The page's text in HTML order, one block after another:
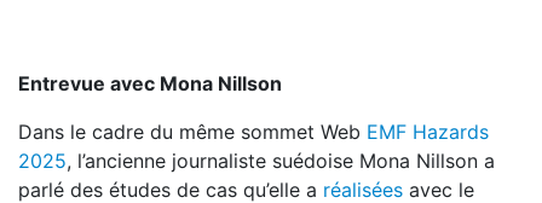
Entrevue avec Mona Nillson
Dans le cadre du même sommet Web EMF Hazards
2025, l’ancienne journaliste suédoise Mona Nillson a
parlé des études de cas qu’elle a réalisées avec le